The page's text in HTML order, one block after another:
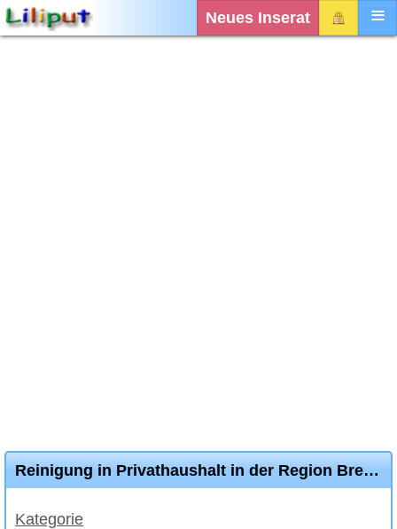
Neues Inserat
Reinigung in Privathaushalt in der Region Bremgarten, Lenzburg, Muri
Kategorie